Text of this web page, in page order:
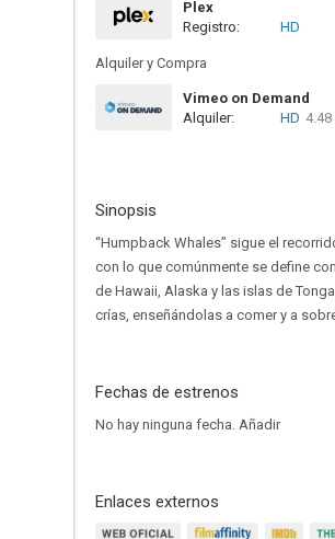
Plex
Registro:
HD
Alquiler y Compra
Vimeo on Demand
Alquiler:
HD 4.48
Sinopsis
“Humpback Whales” sigue el
con lo que comúnmente se define
de Hawaii, Alaska y las islas de
crías, enseñándolas a comer y a
Fechas de estrenos
No hay ninguna fecha. Añadir
Enlaces externos